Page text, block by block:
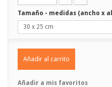
Tamaño - medidas (ancho x
30 x 25 cm
Añadir al carrito
Añadir a mis favoritos